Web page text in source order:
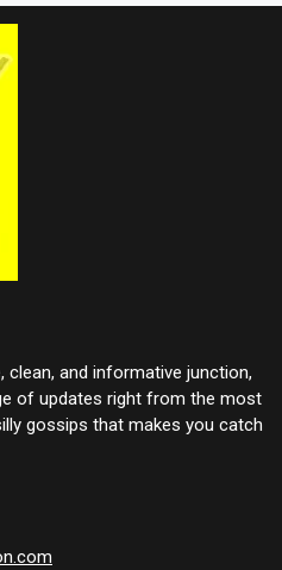
clean, and informative junction,
of updates right from the most
gossips that makes you catch